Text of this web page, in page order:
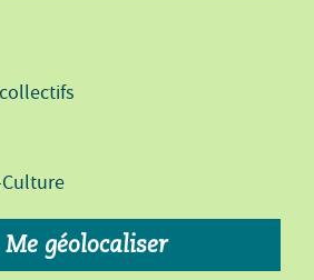
Me géolocaliser